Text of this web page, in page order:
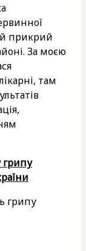
прикрий
За моєю
там
грипу
грипу